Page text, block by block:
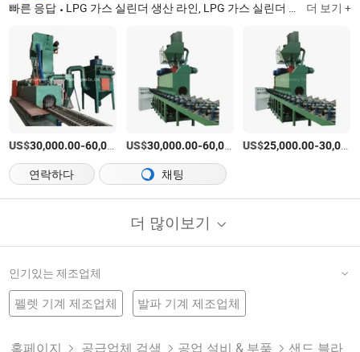
빠른 응답 LPG 가스 실린더 생산 라인, LPG 가스 실린더 본체 용접 라인, CNG 실린더 열 회전 기계, 소화기 성형 기계, 케이블 기계, 실린더 용접 기계, 강철 드럼 기계, 강철 드럼 용접 기계, CNG 탱크 성형 기계 더 보기 +
US$30,000.00-60,000.00 /상품
US$30,000.00-60,000.00 /상품
US$25,000.00-30,000.00
연락하다 채팅
더 많이보기
인기있는 제조업체
펠렛 기계 제조업체 발파 기계 제조업체
홈페이지 공급업체 검색 공업 설비 & 부품 샌드 블라